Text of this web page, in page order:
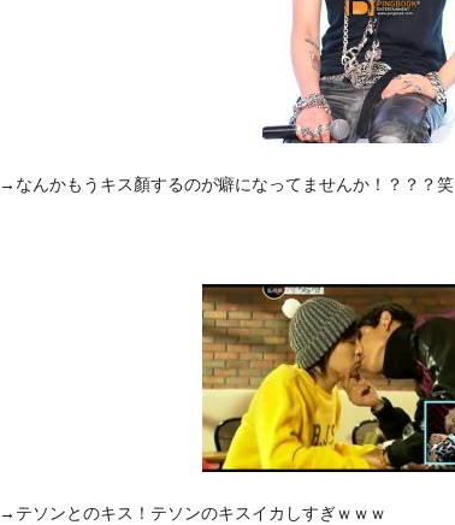
→なんかもうキス顏するのが癖になってませんか！？？？笑
→テソンとのキス！テソンのキスイカしすぎｗｗｗ